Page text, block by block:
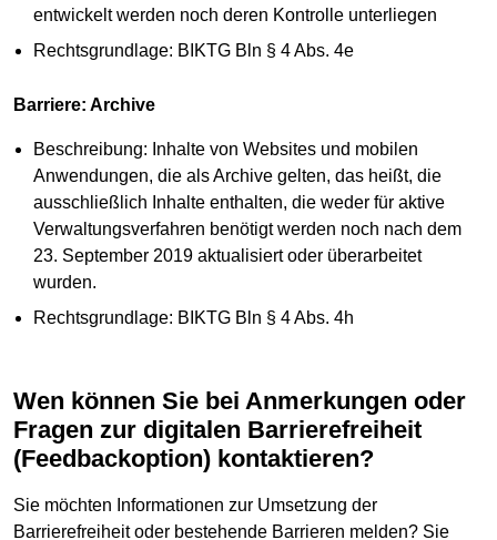
entwickelt werden noch deren Kontrolle unterliegen
Rechtsgrundlage: BIKTG Bln § 4 Abs. 4e
Barriere: Archive
Beschreibung: Inhalte von Websites und mobilen
Anwendungen, die als Archive gelten, das heißt, die
ausschließlich Inhalte enthalten, die weder für aktive
Verwaltungsverfahren benötigt werden noch nach dem
23. September 2019 aktualisiert oder überarbeitet
wurden.
Rechtsgrundlage: BIKTG Bln § 4 Abs. 4h
Wen können Sie bei Anmerkungen oder
Fragen zur digitalen Barrierefreiheit
(Feedbackoption) kontaktieren?
Sie möchten Informationen zur Umsetzung der
Barrierefreiheit oder bestehende Barrieren melden? Sie